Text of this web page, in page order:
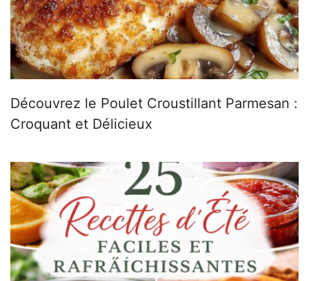
Découvrez le Poulet Croustillant Parmesan :
Croquant et Délicieux